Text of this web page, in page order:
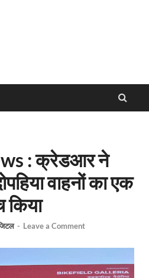
: क्रेडआर ने
वाहनों का एक
किया
- Leave a Comment